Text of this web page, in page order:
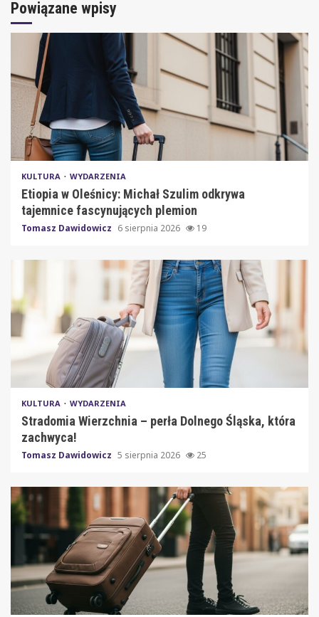
Powiązane wpisy
KULTURA WYDARZENIA
Etiopia w Oleśnicy: Michał Szulim odkrywa
tajemnice fascynujących plemion
Tomasz Dawidowicz 6 sierpnia 2026 19
KULTURA WYDARZENIA
Stradomia Wierzchnia – perła Dolnego Śląska, która
zachwyca!
Tomasz Dawidowicz 5 sierpnia 2026 25